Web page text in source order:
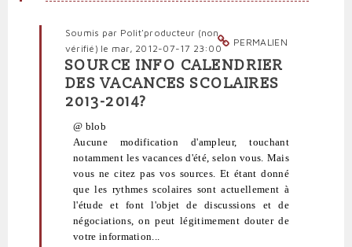
PERMALIEN
Soumis par Polit'producteur (non
vérifié) le mar, 2012-07-17 23:00
En
réponse
à
Congés
par
vérifié)
SOURCE INFO CALENDRIER
DES VACANCES SCOLAIRES
2013-2014?
@ blob
Aucune modification d'ampleur, touchant
notamment les vacances d'été, selon vous. Mais
vous ne citez pas vos sources. Et étant donné
que les rythmes scolaires sont actuellement à
l'étude et font l'objet de discussions et de
négociations, on peut légitimement douter de
votre information...